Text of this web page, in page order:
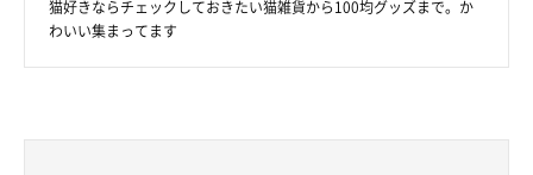
猫好きならチェックしておきたい猫雑貨から100均グッズまで。か
わいい集まってます